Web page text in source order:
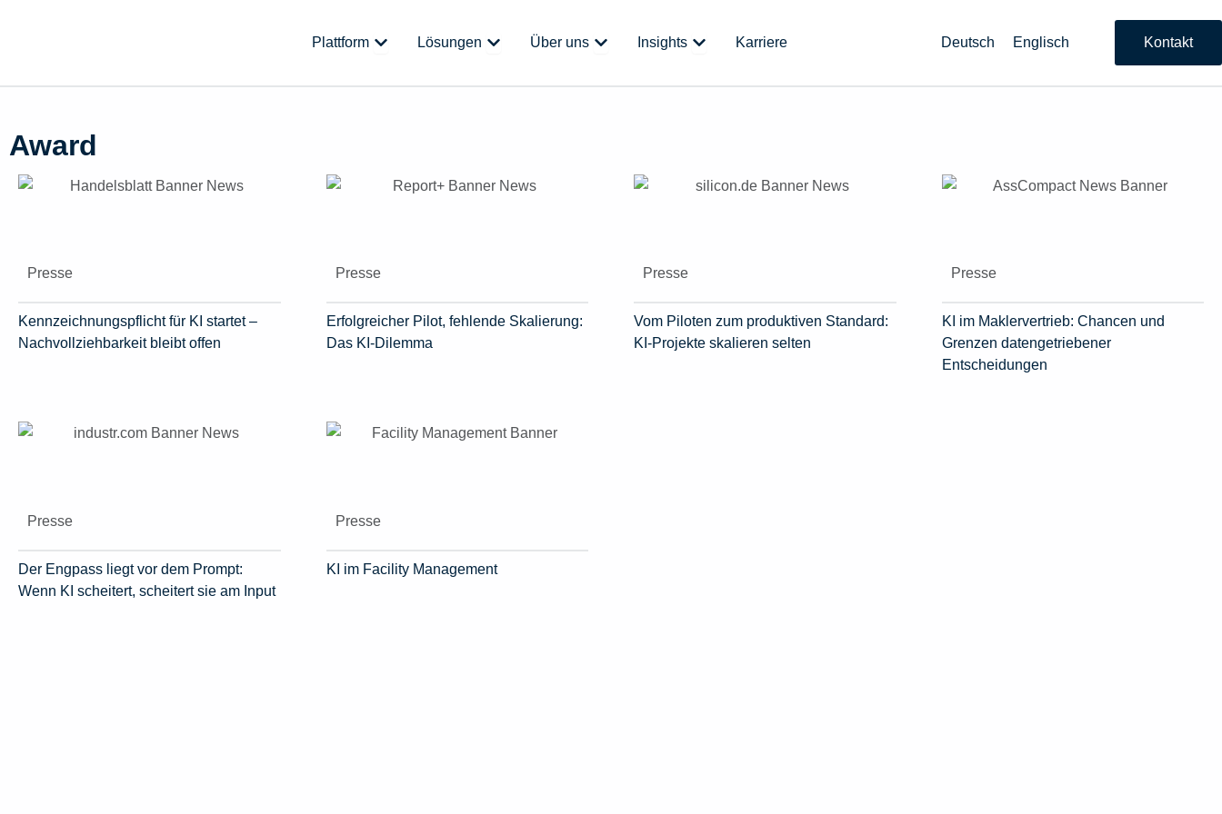
Plattform Öffne Plattform
Lösungen Öffne Lösungen
Über uns Öffne Über uns
Insights Öffne Insights
Karriere Deutsch Englisch Kontakt
Award
Presse
Kennzeichnungspflicht für KI startet –
Nachvollziehbarkeit bleibt offen
Presse
Erfolgreicher Pilot, fehlende Skalierung:
Das KI-Dilemma
Presse
Vom Piloten zum produktiven Standard:
KI-Projekte skalieren selten
Presse
KI im Maklervertrieb: Chancen und
Grenzen datengetriebener
Entscheidungen
Presse
Der Engpass liegt vor dem Prompt:
Wenn KI scheitert, scheitert sie am Input
Presse
KI im Facility Management